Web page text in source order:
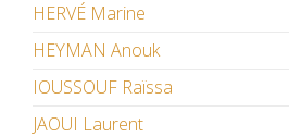
HERVÉ Marine
HEYMAN Anouk
IOUSSOUF Raïssa
JAOUI Laurent